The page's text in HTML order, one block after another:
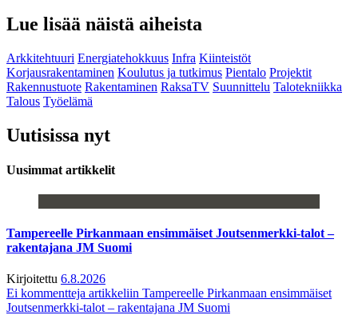
Lue lisää näistä aiheista
Arkkitehtuuri Energiatehokkuus Infra Kiinteistöt
Korjausrakentaminen Koulutus ja tutkimus Pientalo Projektit
Rakennustuote Rakentaminen RaksaTV Suunnittelu Talotekniikka
Talous Työelämä
Uutisissa nyt
Uusimmat artikkelit
Tampereelle Pirkanmaan ensimmäiset Joutsenmerkki-talot –
rakentajana JM Suomi
Kirjoitettu 6.8.2026
Ei kommentteja artikkeliin Tampereelle Pirkanmaan ensimmäiset
Joutsenmerkki-talot – rakentajana JM Suomi